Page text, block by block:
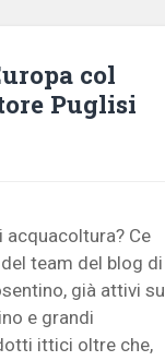
col
Puglisi
acquacoltura? Ce
team del blog di
già attivi su
e grandi
ittici oltre che,